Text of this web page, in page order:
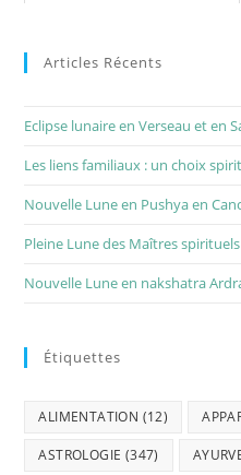
Articles Récents
Eclipse lunaire en Verseau et en
Les liens familiaux : un choix
Nouvelle Lune en Pushya en
Pleine Lune des Maîtres spirituels
Nouvelle Lune en nakshatra
Étiquettes
ALIMENTATION (12)
ASTROLOGIE (347)